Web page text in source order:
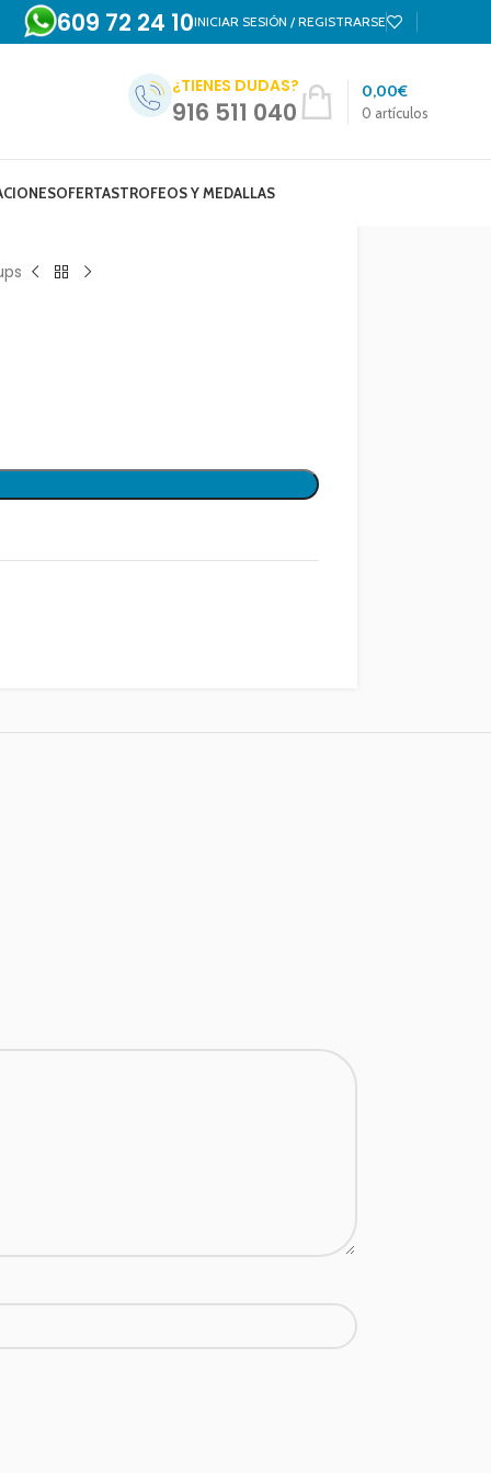
609 72 24 10INICIAR SESIÓN / REGISTRARSE
¿TIENES DUDAS?
916 511 040 0 artículos
0,00€
OFERTASTROFEOS Y MEDALLAS